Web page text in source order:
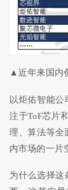
▲近年来国内
以炬佑智能公
注于ToF芯片
理、算法等全
内市场的一片
为什么选择这